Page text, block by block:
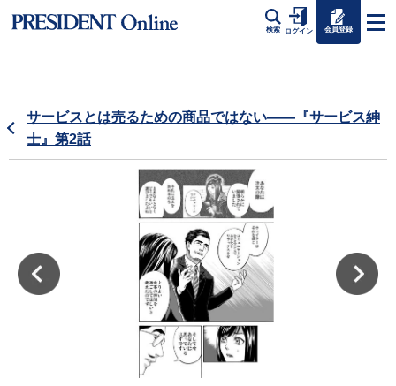
検索 ログイン 会員登録
サービスとは売るための商品ではない――『サービス紳
士』第2話